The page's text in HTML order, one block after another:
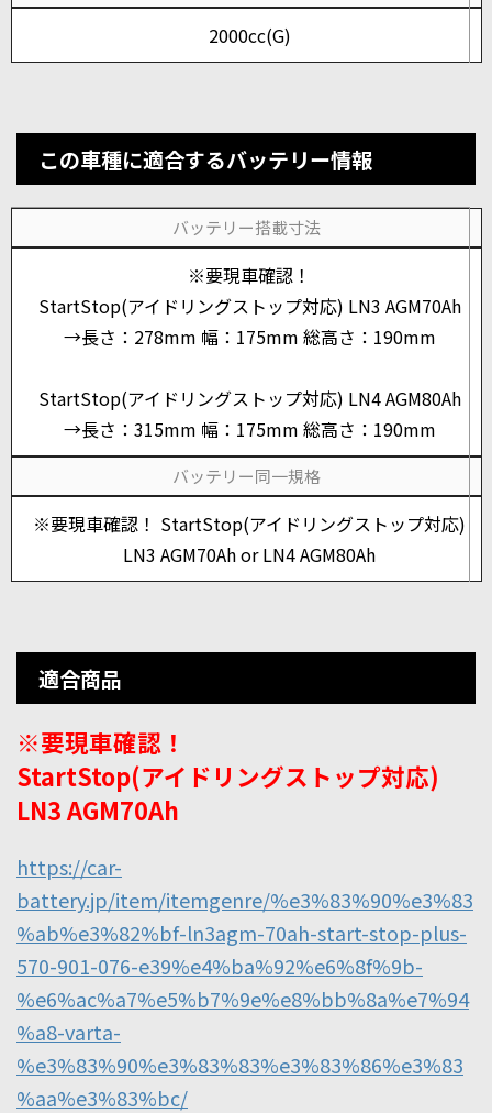
2000cc(G)
この車種に適合するバッテリー情報
バッテリー搭載寸法
※要現車確認！
StartStop(アイドリングストップ対応) LN3 AGM70Ah
→長さ：278mm 幅：175mm 総高さ：190mm
StartStop(アイドリングストップ対応) LN4 AGM80Ah
→長さ：315mm 幅：175mm 総高さ：190mm
バッテリー同一規格
※要現車確認！ StartStop(アイドリングストップ対応)
LN3 AGM70Ah or LN4 AGM80Ah
適合商品
※要現車確認！
StartStop(アイドリングストップ対応)
LN3 AGM70Ah
https://car-
battery.jp/item/itemgenre/%e3%83%90%e3%83
%ab%e3%82%bf-ln3agm-70ah-start-stop-plus-
570-901-076-e39%e4%ba%92%e6%8f%9b-
%e6%ac%a7%e5%b7%9e%e8%bb%8a%e7%94
%a8-varta-
%e3%83%90%e3%83%83%e3%83%86%e3%83
%aa%e3%83%bc/